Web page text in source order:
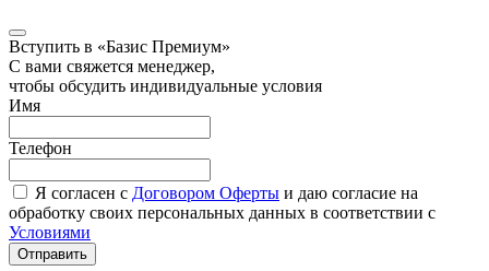
Вступить в «Базис Премиум»
С вами свяжется менеджер,
чтобы обсудить индивидуальные условия
Имя
Телефон
Я согласен с Договором Оферты и даю согласие на
обработку своих персональных данных в соответствии с
Условиями
Отправить